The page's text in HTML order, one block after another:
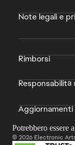
Note legali e
Rimborsi
Responsabilità
Aggiornamenti
Potrebbero essere
© 2026 Electronic